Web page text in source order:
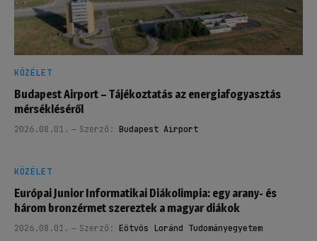
KÖZÉLET
Budapest Airport – Tájékoztatás az energiafogyasztás
mérsékléséről
2026.08.01. Szerző: Budapest Airport
KÖZÉLET
Európai Junior Informatikai Diákolimpia: egy arany- és
három bronzérmet szereztek a magyar diákok
2026.08.01. Szerző: Eötvös Loránd Tudományegyetem